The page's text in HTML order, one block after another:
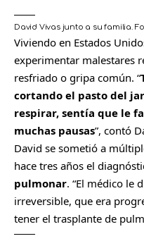
David Vivas junto a su familia.
Viviendo en Estados
experimentar malestares
resfriado o gripa común. “
cortando el pasto del
respirar, sentía que le
muchas pausas”, contó
David se sometió a
hace tres años el
pulmonar. “El médico le
irreversible, que era
tener el trasplante de